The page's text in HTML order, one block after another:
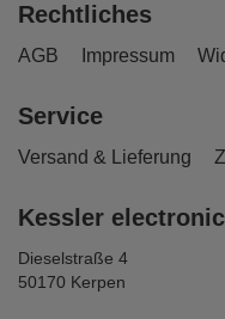
Rechtliches
AGB Impressum
Service
Versand & Lieferung
Kessler
Dieselstraße 4
50170 Kerpen